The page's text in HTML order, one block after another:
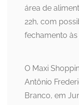
área de
22h, com
fechamento às
O Maxi
Antônio
Branco, em